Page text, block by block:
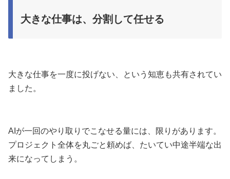
大きな仕事は、分割して任せる
大きな仕事を一度に投げない、という知恵も共有されてい
ました。
AIが一回のやり取りでこなせる量には、限りがあります。
プロジェクト全体を丸ごと頼めば、たいてい中途半端な出
来になってしまう。